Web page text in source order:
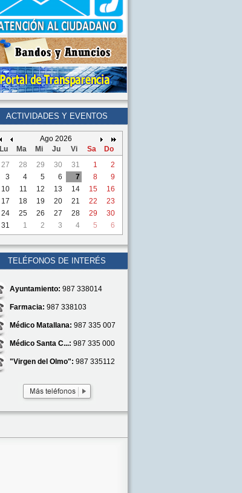
ACTIVIDADES Y EVENTOS
Ago 2026
Lu
Ma Mi Ju Vi Sa
Do
27
28 29 30 31 1
2
3
4 5 6 7 8
9
10
11 12 13 14 15
16
17
18 19 20 21 22
23
24
25 26 27 28 29
30
31
1 2 3 4 5 6
TELÉFONOS DE INTERÉS
Ayuntamiento: 987 338014
Farmacia: 987 338103
Médico Matallana: 987 335 007
Médico Santa C...: 987 335 000
"Virgen del Olmo": 987 335112